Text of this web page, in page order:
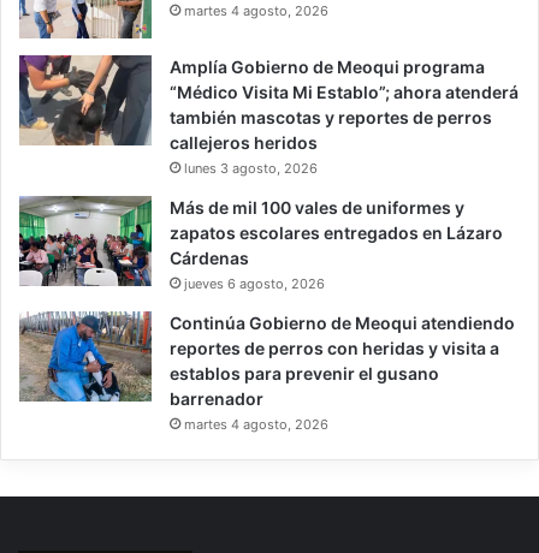
martes 4 agosto, 2026
Amplía Gobierno de Meoqui programa
“Médico Visita Mi Establo”; ahora atenderá
también mascotas y reportes de perros
callejeros heridos
lunes 3 agosto, 2026
Más de mil 100 vales de uniformes y
zapatos escolares entregados en Lázaro
Cárdenas
jueves 6 agosto, 2026
Continúa Gobierno de Meoqui atendiendo
reportes de perros con heridas y visita a
establos para prevenir el gusano
barrenador
martes 4 agosto, 2026